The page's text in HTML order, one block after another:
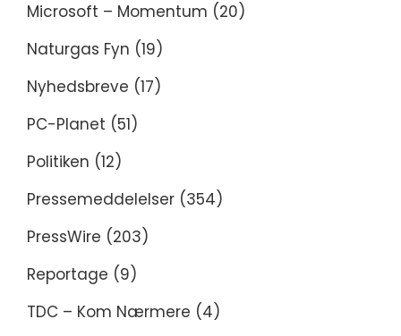
Microsoft – Momentum (20)
Naturgas Fyn (19)
Nyhedsbreve (17)
PC-Planet (51)
Politiken (12)
Pressemeddelelser (354)
PressWire (203)
Reportage (9)
TDC – Kom Nærmere (4)